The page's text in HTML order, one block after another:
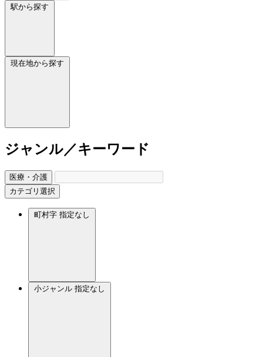
駅から探す
現在地から探す
ジャンル／キーワード
医療・介護
カテゴリ選択
町村字 指定なし
小ジャンル 指定なし